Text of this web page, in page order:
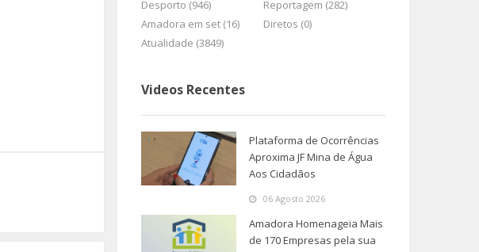
Desporto (946)
Reportagem (282)
Amadora em set (16)
Diretos (0)
Atualidade (3849)
Videos Recentes
Plataforma de Ocorrências
Aproxima JF Mina de Água
Aos Cidadãos
06 Agosto 2026
Amadora Homenageia Mais
de 170 Empresas pela sua